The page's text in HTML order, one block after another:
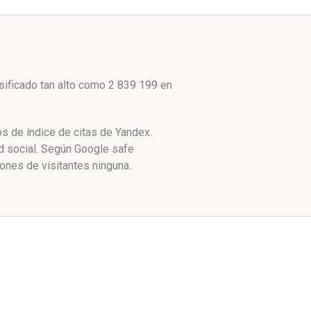
tan alto como 2 839 199 en
de índice de citas de Yandex.
social. Según Google safe
de visitantes ninguna.